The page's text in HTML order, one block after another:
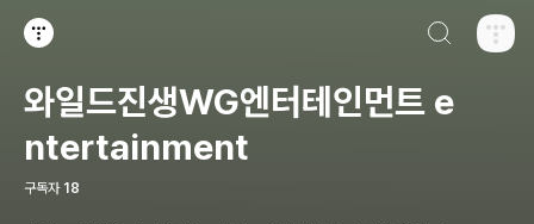
와일드진생WG엔터테인먼트 e
ntertainment
구독자 18